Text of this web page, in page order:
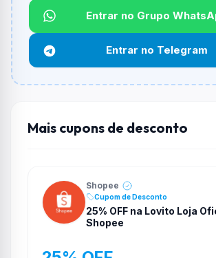
Funciona em qualquer produto?
Não necessariamente. Depende de itens
e alguns vendedores ou produtos
não aceitar cupons.
Entrar no Grupo
Entrar no Telegram
Mais cupons de desconto
Shopee
Cupom de Desconto
25% OFF na Lovito Loja
Shopee